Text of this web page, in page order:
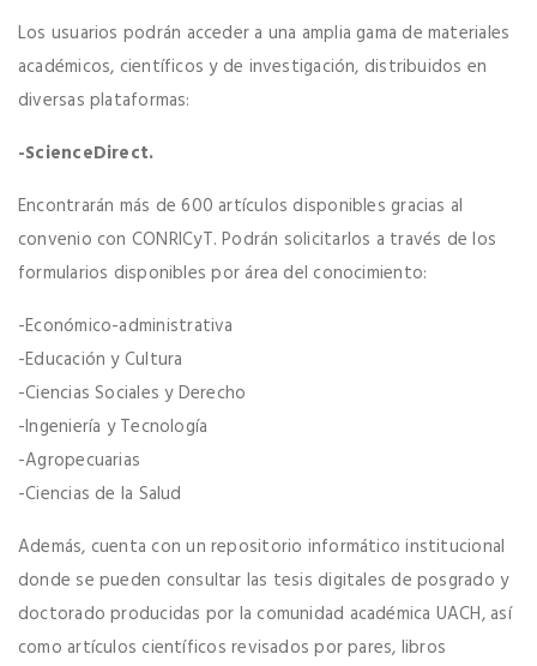
Los usuarios podrán acceder a una amplia gama de materiales
académicos, científicos y de investigación, distribuidos en
diversas plataformas:
-ScienceDirect.
Encontrarán más de 600 artículos disponibles gracias al
convenio con CONRICyT. Podrán solicitarlos a través de los
formularios disponibles por área del conocimiento:
-Económico-administrativa
-Educación y Cultura
-Ciencias Sociales y Derecho
-Ingeniería y Tecnología
-Agropecuarias
-Ciencias de la Salud
Además, cuenta con un repositorio informático institucional
donde se pueden consultar las tesis digitales de posgrado y
doctorado producidas por la comunidad académica UACH, así
como artículos científicos revisados por pares, libros